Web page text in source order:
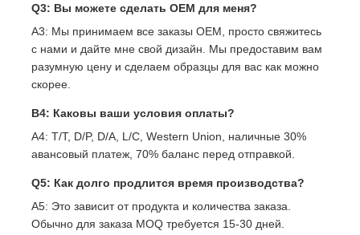
Q3: Вы можете сделать OEM для меня?
A3: Мы принимаем все заказы OEM, просто свяжитесь
с нами и дайте мне свой дизайн. Мы предоставим вам
разумную цену и сделаем образцы для вас как можно
скорее.
В4: Каковы ваши условия оплаты?
A4: T/T, D/P, D/A, L/C, Western Union, наличные 30%
авансовый платеж, 70% баланс перед отправкой.
Q5: Как долго продлится время производства?
A5: Это зависит от продукта и количества заказа.
Обычно для заказа MOQ требуется 15-30 дней.